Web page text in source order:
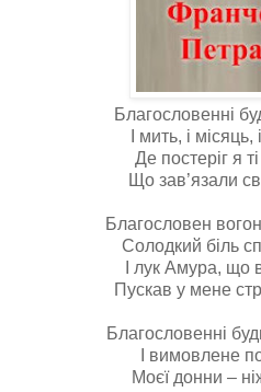
Благословенні
І мить, і
Де постеріг я
Що зав’язали
Благословен
Солодкий біль
І лук Амура, що
Пускав у мене
Благословенні
І вимовлене
Моєї донни –